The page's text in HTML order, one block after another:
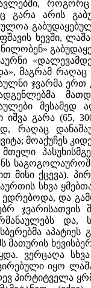
გარა არის
ხევში,
მაგრამ
ჯვარმა ერთ
მესამედ
იშვა გარა (65,
რაღაც
მოაქუჩეს
მთელი
მისი ქცევა).
სხვა
ედრებოდა, და
და,
მათურის
ვერცაღა სხვა
იყო
პირტიტველა